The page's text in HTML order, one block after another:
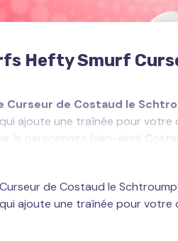
Hefty Smurf
Curseur de Costaud le
ajoute une traînée pour
le personnage bien-aimé
apporte confiance et esprit
jouiez ou naviguiez sur des
numérique d’énergie et
et vivante. Observez le
de Costaud le
ajoute une traînée pour